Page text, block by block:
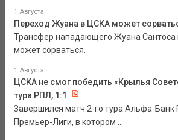
1 Августа
Переход Жуана в ЦСКА может
Трансфер нападающего Жуана Сантоса
может сорваться.
1 Августа
ЦСКА не смог победить «Крылья
тура РПЛ, 1:1
Завершился матч 2-го тура Альфа-Банк
Премьер-Лиги, в котором ...